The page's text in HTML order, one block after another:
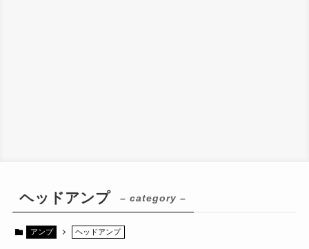
ヘッドアンプ – category –
アンプ ヘッドアンプ